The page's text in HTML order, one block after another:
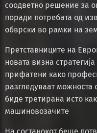
соодветно решение за
поради потребата од
обврски во рамки на
Претставниците на
новата визна
прифатени како
разгледуваат можноста
биде третирана исто
машиновозачите